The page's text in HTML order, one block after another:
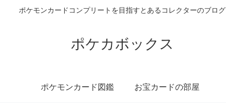
ポケモンカードコンプリートを目指すとあるコレクターのブログ
ポケカボックス
ポケモンカード図鑑 お宝カードの部屋